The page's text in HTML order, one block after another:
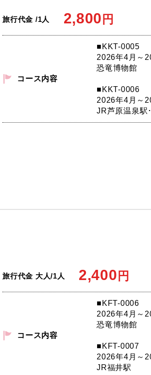
旅行代金 /1人 2,800 円
コース内容
■KKT-0005
2026年4月～
恐竜博物館
■KKT-0006
2026年4月～
JR芦原温泉駅
旅行代金 大人/1人 2,400 円
コース内容
■KFT-0006
2026年4月～
恐竜博物館
■KFT-0007
2026年4月～
JR福井駅